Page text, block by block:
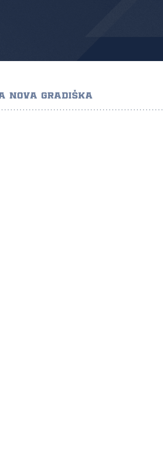
NOVA GRADIŠKA